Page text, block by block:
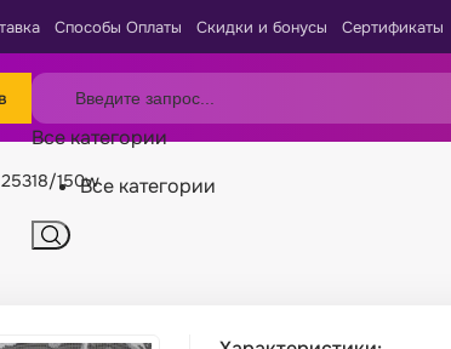
Способы Оплаты Скидки и бонусы Сертификаты
Все категории
Все категории
150w